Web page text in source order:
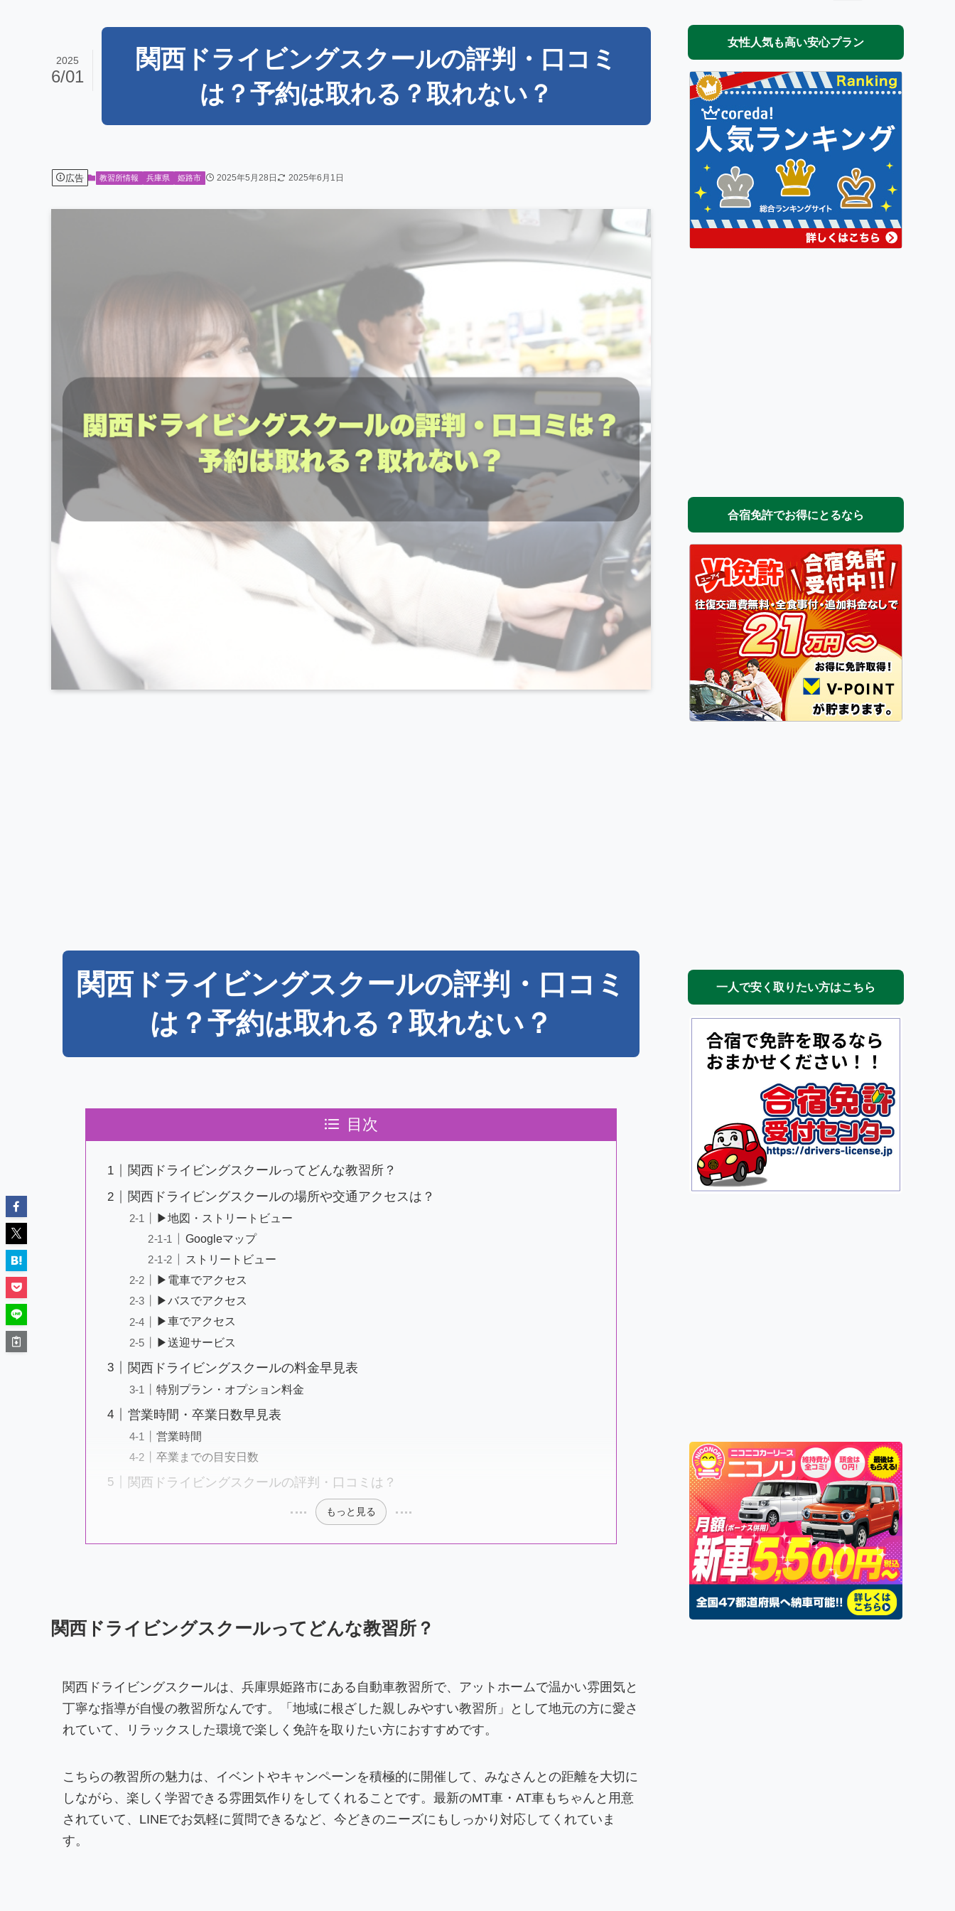
関西ドライビングスクールの評判・口コミ
は？予約は取れる？取れない？
2025
6/01
広告 教習所情報 兵庫県 姫路市 2025年5月28日 2025年6月1日
関西ドライビングスクールの評判・口コミ
は？予約は取れる？取れない？
目次
関西ドライビングスクールってどんな教習所？
関西ドライビングスクールの場所や交通アクセスは？
▶地図・ストリートビュー
Googleマップ
ストリートビュー
▶電車でアクセス
▶バスでアクセス
▶車でアクセス
▶送迎サービス
関西ドライビングスクールの料金早見表
特別プラン・オプション料金
営業時間・卒業日数早見表
営業時間
卒業までの目安日数
関西ドライビングスクールの評判・口コミは？
もっと見る
関西ドライビングスクールってどんな教習所？
関西ドライビングスクールは、兵庫県姫路市にある自動車教習所で、アットホームで温かい雰囲気と
丁寧な指導が自慢の教習所なんです。「地域に根ざした親しみやすい教習所」として地元の方に愛さ
れていて、リラックスした環境で楽しく免許を取りたい方におすすめです。
こちらの教習所の魅力は、イベントやキャンペーンを積極的に開催して、みなさんとの距離を大切に
しながら、楽しく学習できる雰囲気作りをしてくれることです。最新のMT車・AT車もちゃんと用意
されていて、LINEでお気軽に質問できるなど、今どきのニーズにもしっかり対応してくれていま
す。
女性人気も高い安心プラン
合宿免許でお得にとるなら
一人で安く取りたい方はこちら